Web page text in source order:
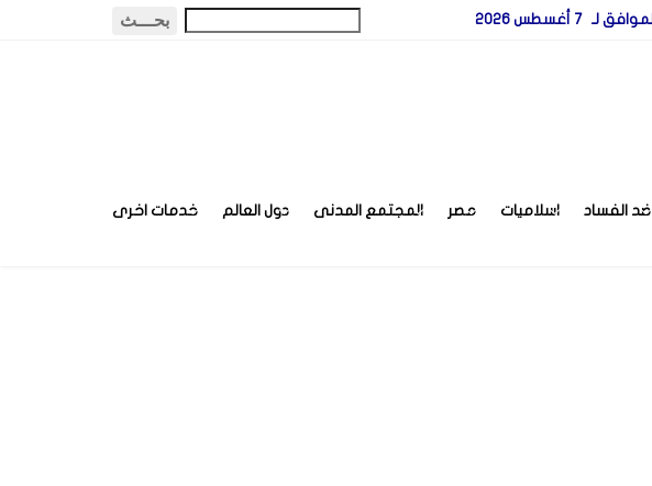
ضد الفساد اسلاميات مصر المجتمع المدنى دول العالم خدمات اخرى